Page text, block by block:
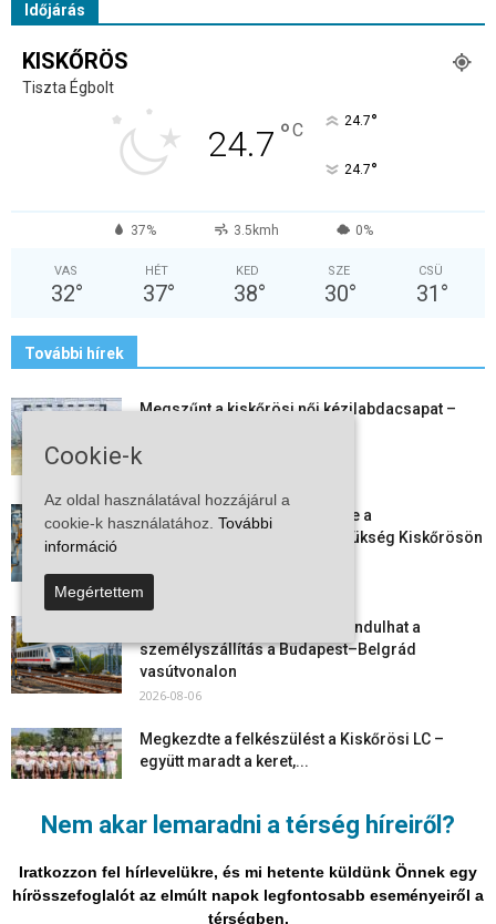
Nem akar lemaradni a térség híreiről?
Iratkozzon fel hírlevelükre, és mi hetente küldünk Önnek egy
hírösszefoglalót az elmúlt napok legfontosabb eseményeiről a
térségben.
Időjárás
KISKŐRÖS
Tiszta Égbolt
24.7 °C 24.7°
24.7°
37% 3.5kmh 0%
VAS
32°
HÉT
37°
KED
38°
SZE
30°
CSÜ
31 °
További hírek
Megszűnt a kiskőrösi női kézilabdacsapat –
2026-08-08
Aktuális állásajánlatok: ezekre a
munkavállalókra van most szükség Kiskőrösön
Vitézy Dávid: már ősszel újraindulhat a
személyszállítás a Budapest–Belgrád
vasútvonalon
2026-08-06
Megkezdte a felkészülést a Kiskőrösi LC –
együtt maradt a keret,...
szabadulni a kontinens a...
2026-08-05
Cookie-k
Az oldal használatával hozzájárul a
cookie-k használatához. További
információ
Megértettem